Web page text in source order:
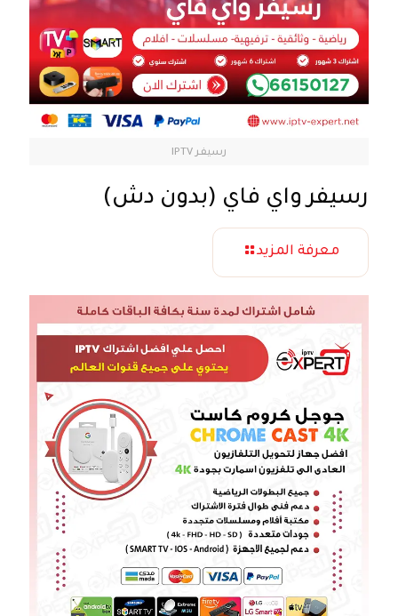
رسيفر IPTV
رسيفر واي فاي (بدون دش)
معرفة المزيد